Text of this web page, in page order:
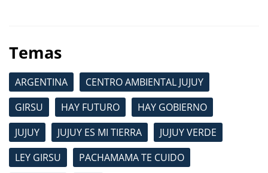
Temas
ARGENTINA
CENTRO AMBIENTAL JUJUY
GIRSU
HAY FUTURO
HAY GOBIERNO
JUJUY
JUJUY ES MI TIERRA
JUJUY VERDE
LEY GIRSU
PACHAMAMA TE CUIDO